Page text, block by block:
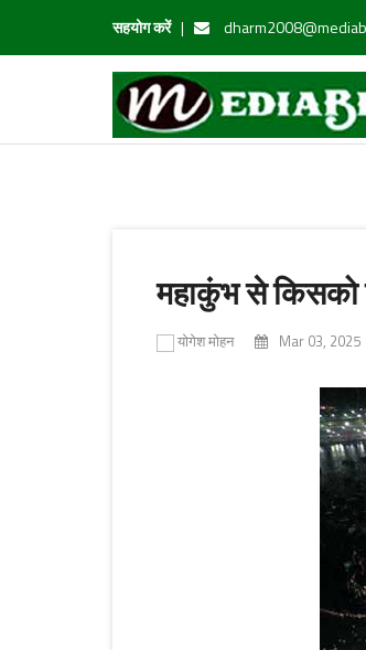
सहयोग करें |
महाकुंभ से
योगेश मोहन Mar 03, 2025